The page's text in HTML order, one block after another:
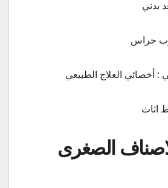
بدني
حراس
: أخصائي العلاج الطبيعي
اثاث
الصغرى